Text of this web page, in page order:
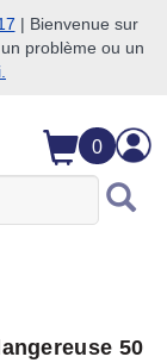
| Bienvenue sur
problème ou un
0
50